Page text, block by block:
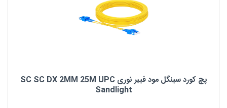
پچ کورد سینگل مود فیبر نوری SC SC DX 2MM 25M UPC
Sandlight